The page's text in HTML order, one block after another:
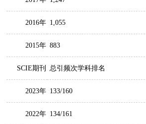
2016年 1,055
2015年 883
SCIE期刊 总引频次学科排名
2023年 133/160
2022年 134/161